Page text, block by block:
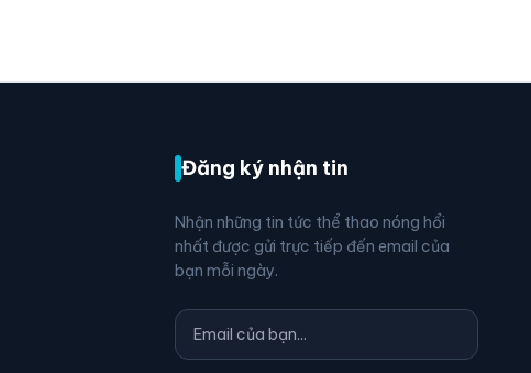
Đăng ký nhận tin
Nhận những tin tức thể thao nóng hổi
nhất được gửi trực tiếp đến email của
bạn mỗi ngày.